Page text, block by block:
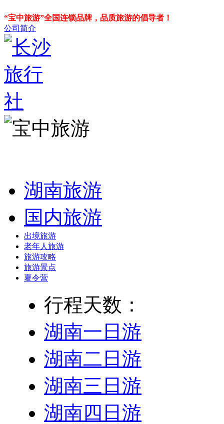
“宝中旅游”全国连锁品牌，品质旅游的倡导者！
公司简介
湖南旅游
国内旅游
出境旅游
老年人旅游
旅游攻略
旅游景点
夏令营
行程天数：
湖南一日游
湖南二日游
湖南三日游
湖南四日游